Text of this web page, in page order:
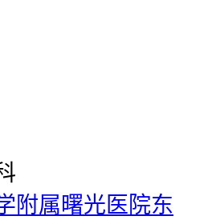
附属曙光医院东